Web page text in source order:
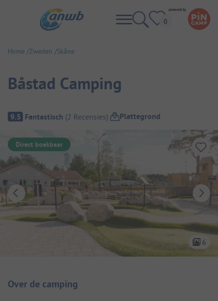
Home Zweden Skåne
Båstad Camping
Camping overzicht
9.5 Fantastisch (2 Recensies) Plattegrond
Direct boekbaar
6
Over de camping